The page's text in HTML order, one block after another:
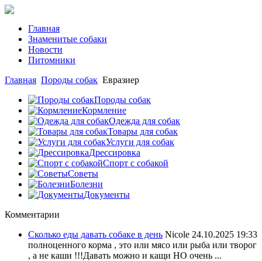
Главная
Знаменитые собаки
Новости
Питомники
Главная Породы собак Евразиер
Породы собак
Кормление
Одежда для собак
Товары для собак
Услуги для собак
Дрессировка
Спорт с собакой
Советы
Болезни
Документы
Комментарии
Сколько еды давать собаке в день Nicole 24.10.2025 19:33
полноценного корма , это или мясо или рыба или творог
, а не каши !!!Давать можно и кащи НО очень ...